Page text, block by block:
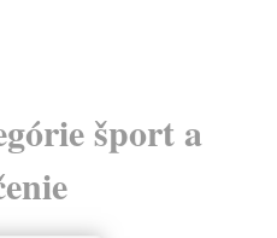
šport a